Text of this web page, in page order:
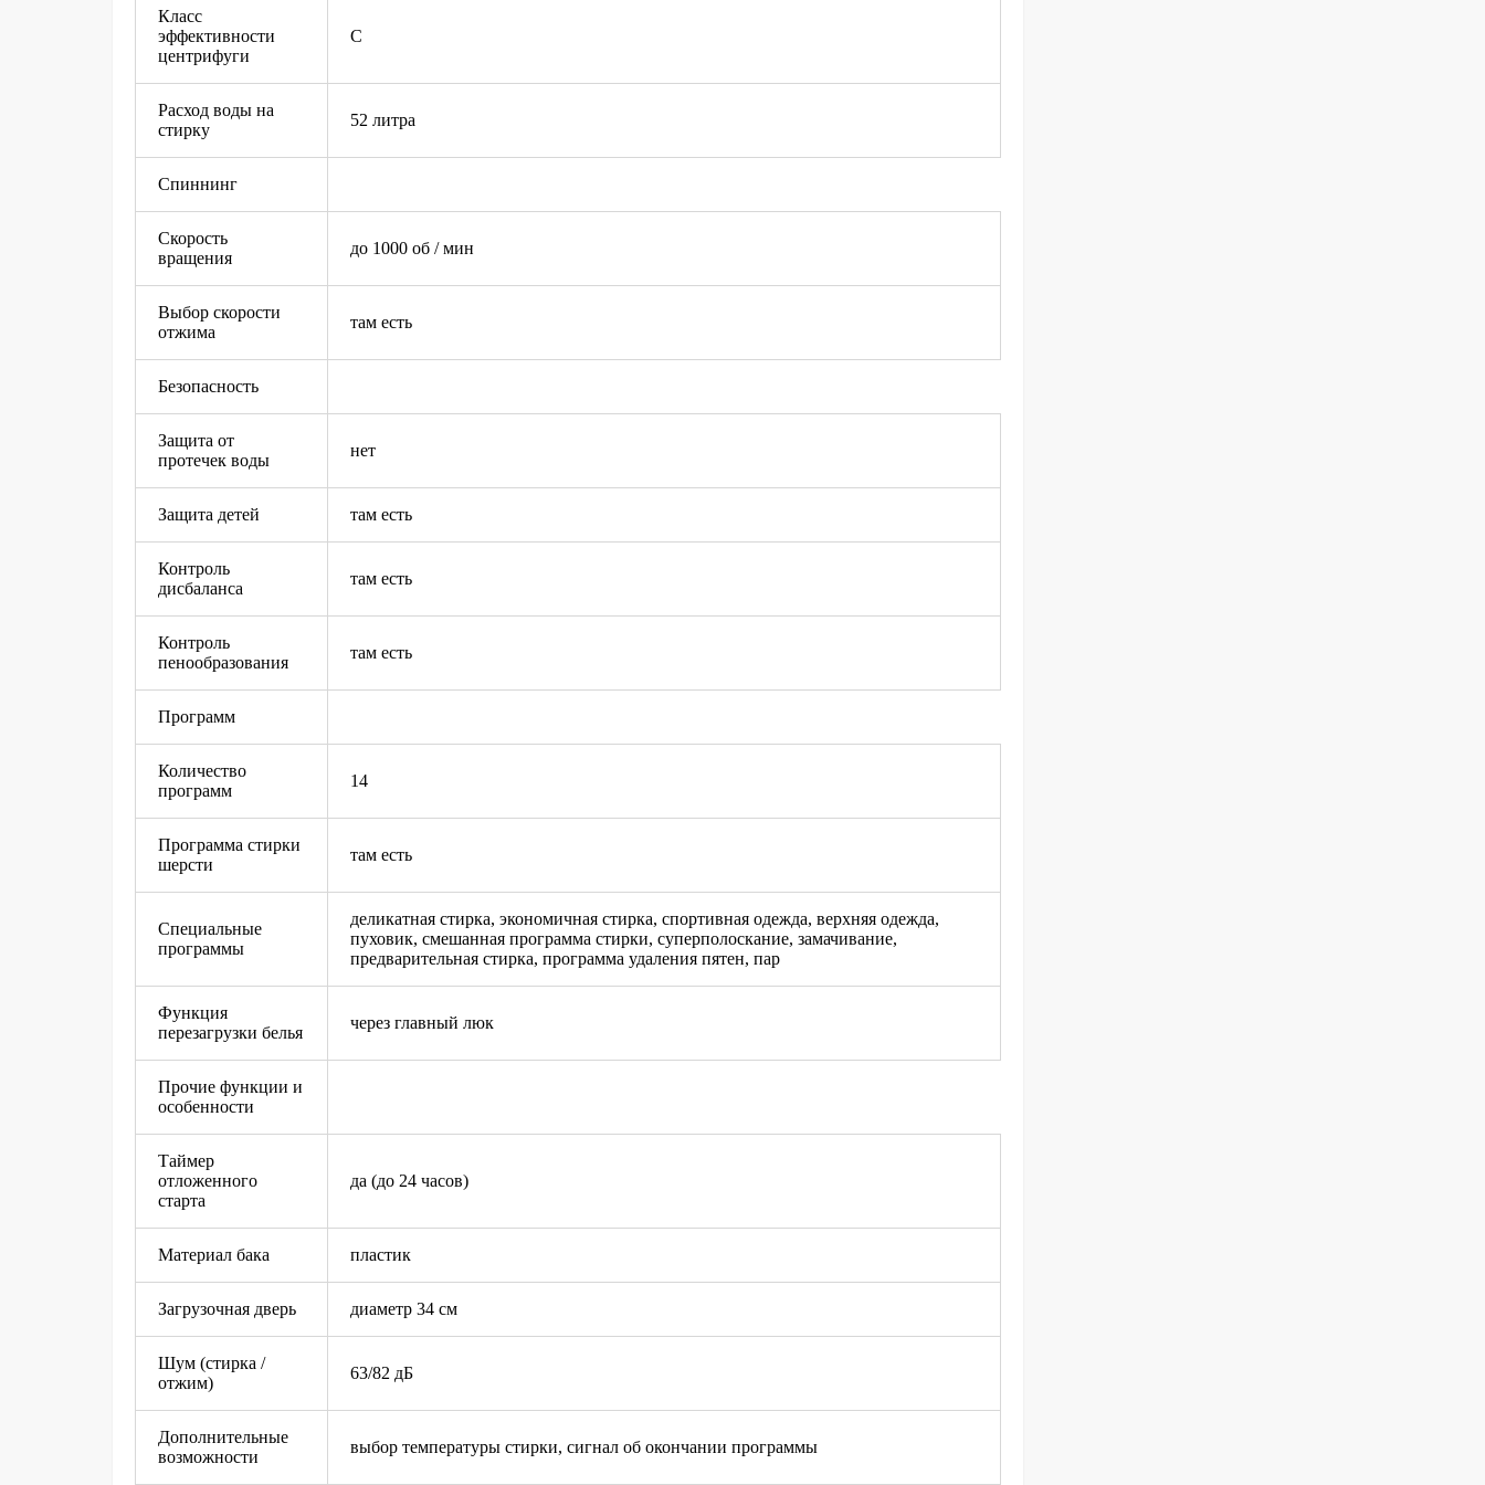
Класс
эффективности
центрифуги
С
Расход воды на
стирку
52 литра
Спиннинг
Скорость
вращения
до 1000 об / мин
Выбор скорости
отжима
там есть
Безопасность
Защита от
протечек воды
нет
Защита детей там есть
Контроль
дисбаланса
там есть
Контроль
пенообразования
там есть
Программ
Количество
программ
14
Программа стирки
шерсти
там есть
Специальные
программы
деликатная стирка, экономичная стирка, спортивная одежда, верхняя одежда,
пуховик, смешанная программа стирки, суперполоскание, замачивание,
предварительная стирка, программа удаления пятен, пар
Функция
перезагрузки белья
через главный люк
Прочие функции и
особенности
Таймер
отложенного
старта
да (до 24 часов)
Материал бака пластик
Загрузочная дверь диаметр 34 см
Шум (стирка /
отжим)
63/82 дБ
Дополнительные
возможности
выбор температуры стирки, сигнал об окончании программы